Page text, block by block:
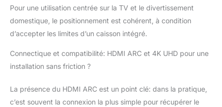
Pour une utilisation centrée sur la TV et le divertissement
domestique, le positionnement est cohérent, à condition
d’accepter les limites d’un caisson intégré.
Connectique et compatibilité: HDMI ARC et 4K UHD pour une
installation sans friction ?
La présence du HDMI ARC est un point clé: dans la pratique,
c’est souvent la connexion la plus simple pour récupérer le